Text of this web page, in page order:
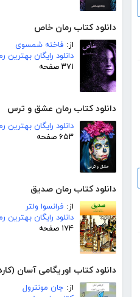
دانلود کتاب رمان خاص
از: فاخته شمسوی
دانلود رایگان بهترین
۳۷۱ صفحه
دانلود کتاب رمان عشق و ترس
دانلود رایگان بهترین
۶۵۳ صفحه
دانلود کتاب رمان صدیق
از: فرانسوا ولتر
دانلود رایگان بهترین
۱۷۴ صفحه
دانلود کتاب اوریگامی آسان
از: جان مونترول